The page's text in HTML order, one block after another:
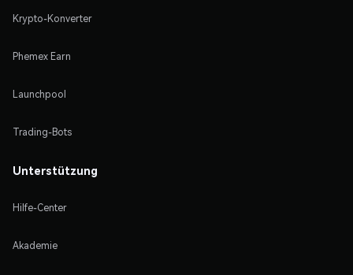
Krypto-Konverter
Phemex Earn
Launchpool
Trading-Bots
Unterstützung
Hilfe-Center
Akademie